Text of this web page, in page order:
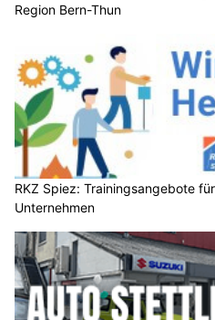
Region Bern-Thun
RKZ Spiez: Trainingsangebote
Unternehmen